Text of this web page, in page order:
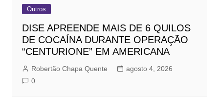
Outros
DISE APREENDE MAIS DE 6 QUILOS
DE COCAÍNA DURANTE OPERAÇÃO
“CENTURIONE” EM AMERICANA
Robertão Chapa Quente
agosto 4, 2026
0